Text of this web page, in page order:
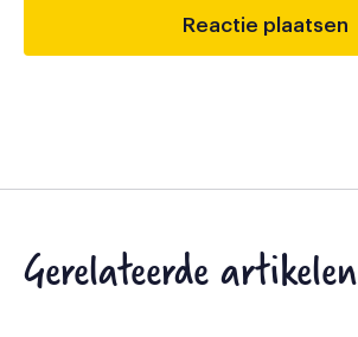
Gerelateerde artikelen